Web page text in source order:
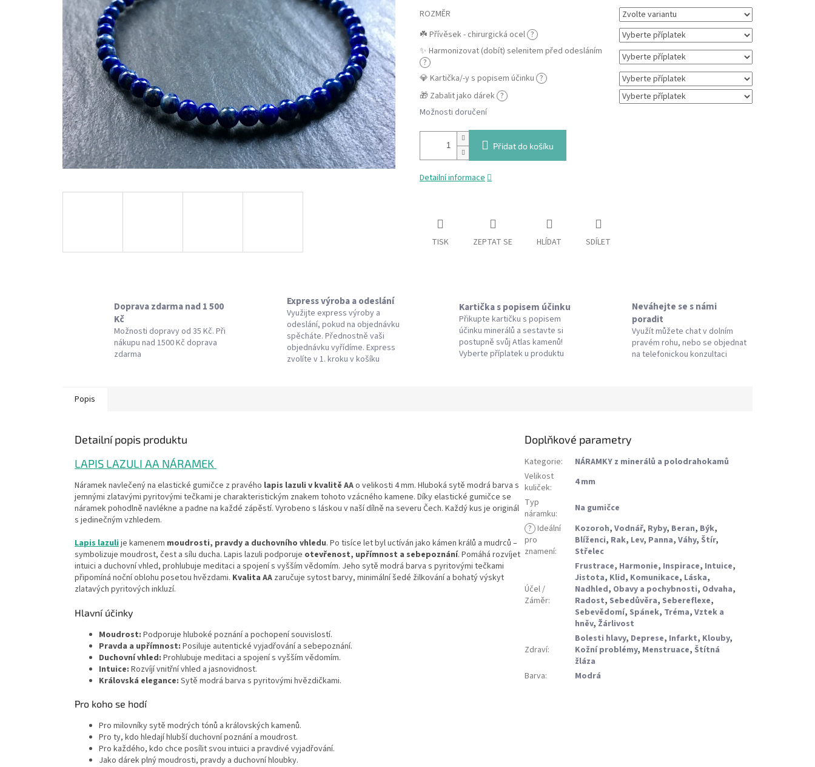
ROZMĚR
☘️ Přívěsek - chirurgická ocel ?
✨ Harmonizovat (dobít) selenitem před odesláním
?
💎 Kartička/-y s popisem účinku ?
🎁 Zabalit jako dárek ?
Možnosti doručení
Přidat do košíku
Detailní informace
TISK ZEPTAT SE HLÍDAT SDÍLET
Doprava zdarma nad 1 500
Kč
Možnosti dopravy od 35 Kč. Při
nákupu nad 1500 Kč doprava
zdarma
Express výroba a odeslání
Využijte express výroby a
odeslání, pokud na objednávku
spěcháte. Přednostně vaši
objednávku vyřídíme. Express
zvolíte v 1. kroku v košíku
Kartička s popisem účinku
Přikupte kartičku s popisem
účinku minerálů a sestavte si
postupně svůj Atlas kamenů!
Vyberte příplatek u produktu
Neváhejte se s námi
poradit
Využít můžete chat v dolním
pravém rohu, nebo se objednat
na telefonickou konzultaci
Popis
Detailní popis produktu
LAPIS LAZULI AA NÁRAMEK
Náramek navlečený na elastické gumičce z pravého lapis lazuli v kvalitě AAo velikosti 4 mm. Hluboká sytě modrá barva s
jemnými zlatavými pyritovými tečkami je charakteristickým znakem tohoto vzácného kamene. Díky elastické gumičce se
náramek pohodlně navlékne a padne na každé zápěstí. Vyrobeno s láskou v naší dílně na severu Čech. Každý kus je originál
s jedinečným vzhledem.
Lapis lazuli je kamenem moudrosti, pravdy a duchovního vhledu. Po tisíce let byl uctíván jako kámen králů a mudrců –
symbolizuje moudrost, čest a sílu ducha. Lapis lazuli podporuje otevřenost, upřímnost a sebepoznání. Pomáhá rozvíjet
intuici a duchovní vhled, prohlubuje meditaci a spojení s vyšším vědomím. Jeho sytě modrá barva s pyritovými tečkami
připomíná noční oblohu posetou hvězdami. Kvalita AA zaručuje sytost barvy, minimální šedé žilkování a bohatý výskyt
zlatavých pyritových inkluzí.
Hlavní účinky
Moudrost: Podporuje hluboké poznání a pochopení souvislostí.
Pravda a upřímnost: Posiluje autentické vyjadřování a sebepoznání.
Duchovní vhled: Prohlubuje meditaci a spojení s vyšším vědomím.
Intuice: Rozvíjí vnitřní vhled a jasnovidnost.
Královská elegance: Sytě modrá barva s pyritovými hvězdičkami.
Pro koho se hodí
Pro milovníky sytě modrých tónů a královských kamenů.
Pro ty, kdo hledají hlubší duchovní poznání a moudrost.
Pro každého, kdo chce posílit svou intuici a pravdivé vyjadřování.
Jako dárek plný moudrosti, pravdy a duchovní hloubky.
Doplňkové parametry
Kategorie:
NÁRAMKY z minerálů a polodrahokamů
Velikost
kuliček:
4 mm
Typ
náramku:
Na gumičce
? Ideální
pro
znamení:
Kozoroh,Vodnář, Ryby, Beran, Býk,
Blíženci, Rak, Lev, Panna,Váhy, Štír,
Střelec
Účel /
Záměr:
Frustrace, Harmonie, Inspirace, Intuice,
Jistota, Klid, Komunikace, Láska,
Nadhled, Obavy a pochybnosti, Odvaha,
Radost, Sebedůvěra, Sebereflexe,
Sebevědomí, Spánek, Tréma,Vztek a
hněv, Žárlivost
Zdraví:
Bolesti hlavy, Deprese, Infarkt, Klouby,
Kožní problémy, Menstruace, Štítná
žláza
Barva: Modrá